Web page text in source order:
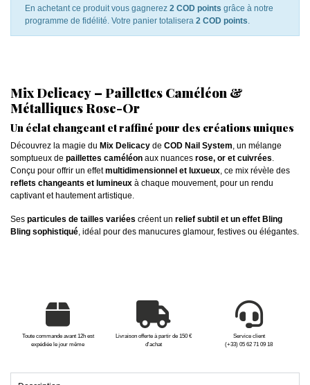
En achetant ce produit vous gagnerez 2 COD points grâce à notre
programme de fidélité. Votre panier totalisera 2 COD points.
Mix Delicacy – Paillettes Caméléon &
Métalliques Rose-Or
Un éclat changeant et raffiné pour des créations uniques
Découvrez la magie du Mix Delicacy de COD Nail System, un mélange
somptueux de paillettes caméléon aux nuances rose, or et cuivrées.
Conçu pour offrir un effetmultidimensionnel et luxueux, ce mix révèle des
reflets changeants et lumineux à chaque mouvement, pour un rendu
captivant et hautement artistique.
Ses particules de tailles variées créent un relief subtil et un effet Bling
Bling sophistiqué, idéal pour des manucures glamour, festives ou élégantes.
Toute commande avant 12h est
expédiée le jour même
Livraison offerte à partir de 150 €
d'achat
Service client
(+33) 05 62 71 09 18